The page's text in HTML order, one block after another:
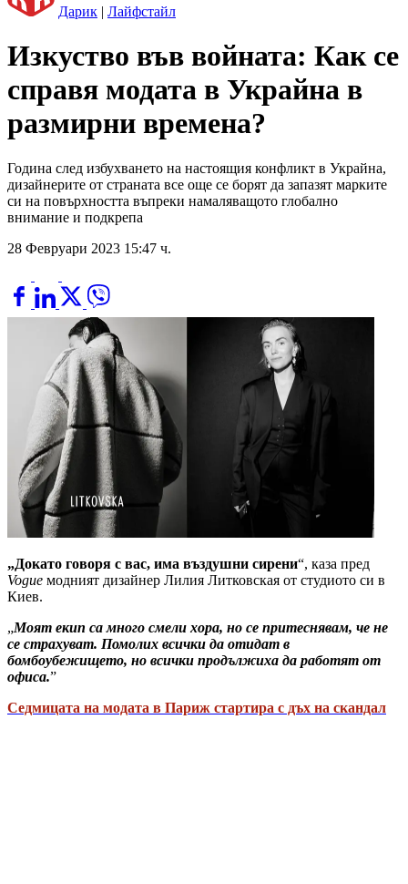
Дарик | Лайфстайл
Изкуство във войната: Как се
справя модата в Украйна в
размирни времена?
Година след избухването на настоящия конфликт в Украйна,
дизайнерите от страната все още се борят да запазят марките
си на повърхността въпреки намаляващото глобално
внимание и подкрепа
28 Февруари 2023 15:47 ч.
„Докато говоря с вас, има въздушни сирени“, каза пред
Vogue модният дизайнер Лилия Литковская от студиото си в
Киев.
„Моят екип са много смели хора, но се притеснявам, че не
се страхуват. Помолих всички да отидат в
бомбоубежището, но всички продължиха да работят от
офиса.”
Седмицата на модата в Париж стартира с дъх на скандал